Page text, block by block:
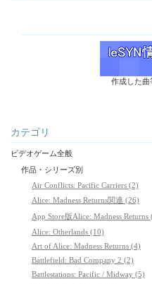
作成した曲
カテゴリ
ビデオゲーム全般
作品・シリーズ別
Air Conflicts: Pacific Carriers (2)
Alice: Madness Returns関連 (26)
App Store版Alice: Madness Returns
Alice: Otherlands (10)
Art of Alice: Madness Returns (4)
Battlefield: Bad Company 2 (2)
Battlestations: Pacific / Midway (5)